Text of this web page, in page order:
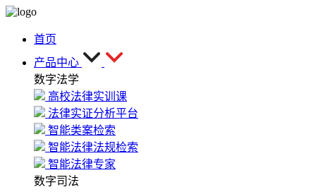
首页
产品中心
数字法学
高校法律实训课
法律实证分析平台
智能类案检索
智能法律法规检索
智能法律专家
数字司法